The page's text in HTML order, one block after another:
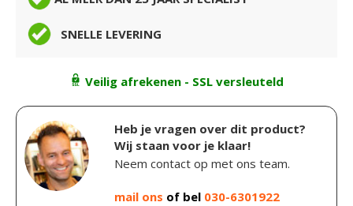
SNELLE LEVERING
Veilig afrekenen - SSL versleuteld
Heb je vragen over dit product?
Wij staan voor je klaar!
Neem contact op met ons team.
mail ons of bel 030-6301922